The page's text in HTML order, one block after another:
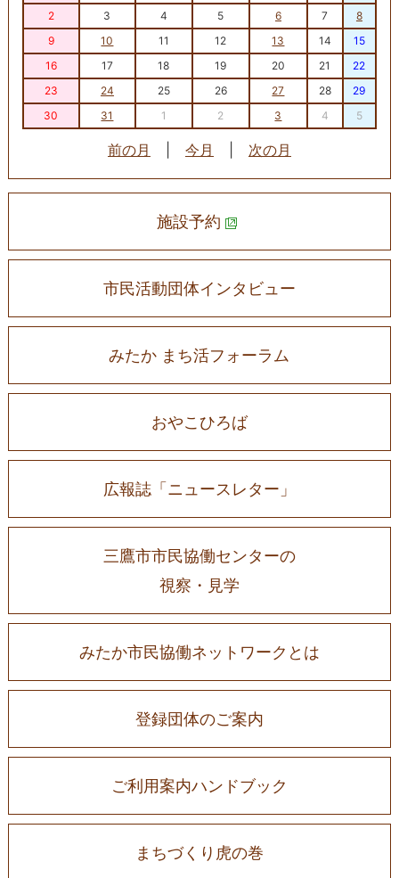
2
3 4 5 6 7
8
9
10 11 12 13 14
15
16
17 18 19 20 21
22
23
24 25 26 27 28
29
30
31 1 2 3 4 5
前の月 今月 次の月
施設予約
市民活動団体インタビュー
みたか まち活フォーラム
おやこひろば
広報誌「ニュースレター」
三鷹市市民協働センターの
視察・見学
みたか市民協働ネットワークとは
登録団体のご案内
ご利用案内ハンドブック
まちづくり虎の巻